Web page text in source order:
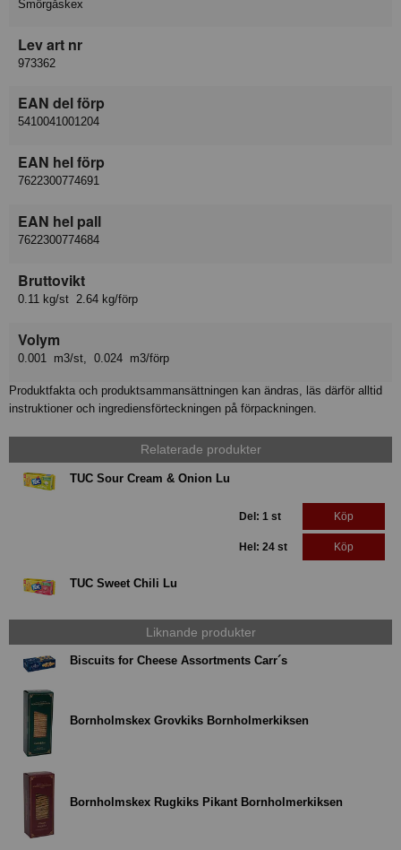
Smörgåskex
Lev art nr
973362
EAN del förp
5410041001204
EAN hel förp
7622300774691
EAN hel pall
7622300774684
Bruttovikt
0.11 kg/st 2.64 kg/förp
Volym
0.001 m3/st, 0.024 m3/förp
Produktfakta och produktsammansättningen kan ändras, läs därför alltid
instruktioner och ingrediensförteckningen på förpackningen.
Relaterade produkter
TUC Sour Cream & Onion Lu
Del: 1 st Köp
Hel: 24 st Köp
TUC Sweet Chili Lu
Liknande produkter
Biscuits for Cheese Assortments Carr´s
Bornholmskex Grovkiks Bornholmerkiksen
Bornholmskex Rugkiks Pikant Bornholmerkiksen